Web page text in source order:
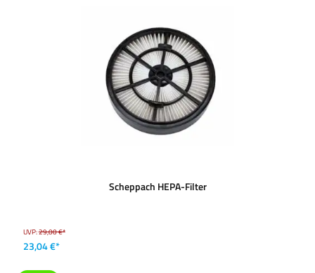
Scheppach HEPA-Filter
UVP:29,00 €*
23,04 €*